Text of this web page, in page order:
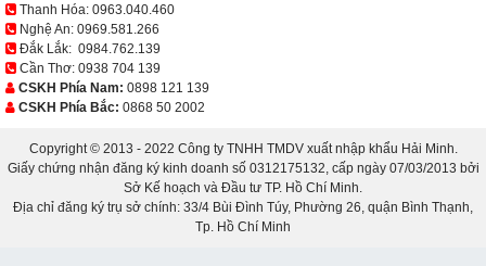
Thanh Hóa: 0963.040.460
Nghệ An: 0969.581.266
Đắk Lắk: 0984.762.139
Cần Thơ: 0938 704 139
CSKH Phía Nam: 0898 121 139
CSKH Phía Bắc: 0868 50 2002
Copyright © 2013 - 2022 Công ty TNHH TMDV xuất nhập khẩu Hải Minh.
Giấy chứng nhận đăng ký kinh doanh số 0312175132, cấp ngày 07/03/2013 bởi
Sở Kế hoạch và Đầu tư TP. Hồ Chí Minh.
Địa chỉ đăng ký trụ sở chính: 33/4 Bùi Đình Túy, Phường 26, quận Bình Thạnh,
Tp. Hồ Chí Minh